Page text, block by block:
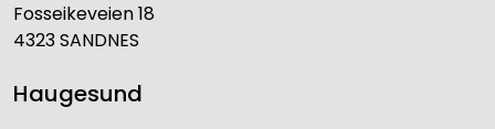
Fosseikeveien 18
4323 SANDNES
Haugesund